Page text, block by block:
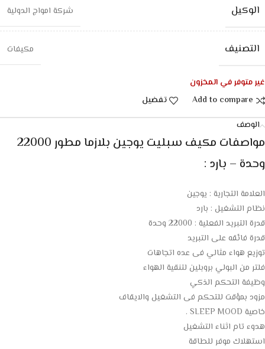
الوكيل شركة امواج الدولية
التصنيف مكيفات
غير متوفر في المخزون
Add to compare
تفضيل
الوصف
مواصفات
مكيف سبليت يوجين بلازما مطور 22000
وحدة – بارد :
العلامة التجارية : يوجين
نظام التشغيل : بارد
قدرة التبريد الفعلية : 22000 وحدة
قدرة فائقه على التبريد
توزيع هواء مثالي فى عده اتجاهات
فلتر من البولي بروبلين لتنقية الهواء
وظيفة التحكم الذكي
مزود بمؤقت للتحكم فى التشغيل والايقاف
خاصية SLEEP MOOD .
هدوء تام اثناء التشغيل
استهلاك موفر للطاقة